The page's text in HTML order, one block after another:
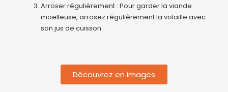
Arroser régulièrement : Pour garder la viande
moelleuse, arrosez régulièrement la volaille avec
son jus de cuisson.
Découvrez en images